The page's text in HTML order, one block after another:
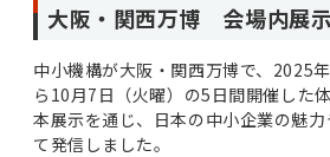
大阪・関西万博 会場内展示
中小機構が大阪・関西万博で、2025
ら10月7日（火曜）の5日間開催した体
本展示を通じ、日本の中小企業の魅
て発信しました。